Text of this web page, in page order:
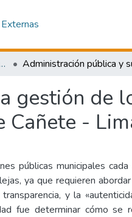
Civil y Comercial
gestión de
-
públicas municipales
ya que requieren
y la
fue determinar cómo se